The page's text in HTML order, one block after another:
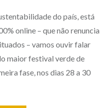
do país, está
online – que não renuncia
– vamos ouvir falar
maior festival verde de
fase, nos dias 28 a 30